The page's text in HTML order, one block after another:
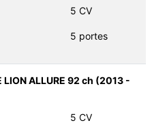
5 CV
5 portes
LION ALLURE 92 ch (2013 -
5 CV